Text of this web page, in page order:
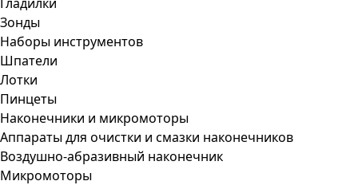
Зонды
Наборы инструментов
Шпатели
Лотки
Пинцеты
Наконечники и микромоторы
Аппараты для очистки и смазки наконечников
Воздушно-абразивный наконечник
Микромоторы